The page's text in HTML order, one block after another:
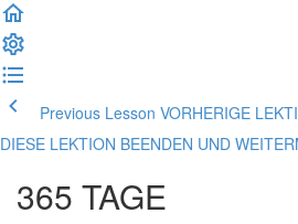
Previous Lesson VORHERIGE
DIESE LEKTION BEENDEN UND
365 TAGE